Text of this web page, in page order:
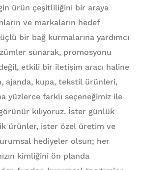
ürün çeşitliliğini bir araya
ve markaların hedef
bir bağ kurmalarına yardımcı
sunarak, promosyonu
etkili bir iletişim aracı haline
ajanda, kupa, tekstil ürünleri,
yüzlerce farklı seçeneğimiz ile
kılıyoruz. İster günlük
ürünler, ister özel üretim ve
hediyeler olsun; her
kimliğini ön planda